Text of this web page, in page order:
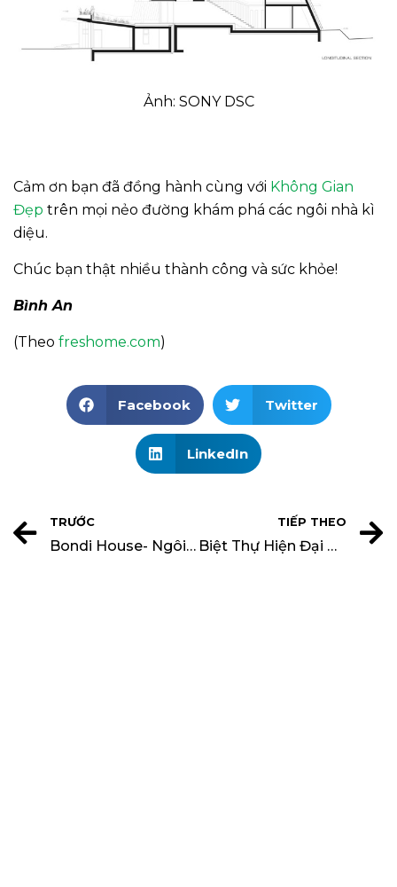
Ảnh: SONY DSC
Cảm ơn bạn đã đồng hành cùng với Không Gian
Đẹp trên mọi nẻo đường khám phá các ngôi nhà kì
diệu.
Chúc bạn thật nhiều thành công và sức khỏe!
Bình An
(Theo freshome.com)
Facebook Twitter
LinkedIn
TRƯỚC
Bondi House- Ngôi Nhà Giữa Thiên Nhiên Ở Úc
TIẾP THEO
Biệt Thự Hiện Đại Đáp Ứng Nhu Cầu Sinh Sống Hoàn Hảo Ở Úc